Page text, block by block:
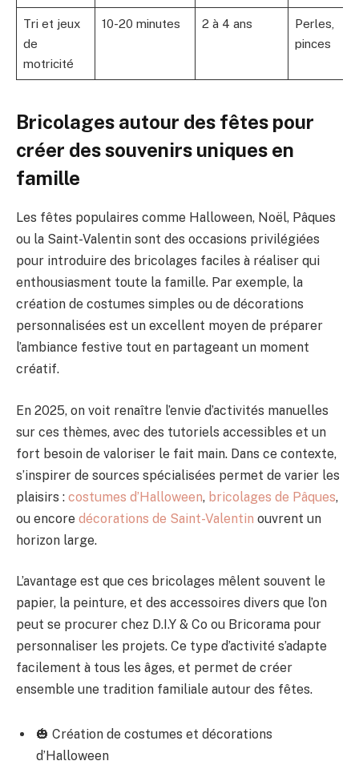
Tri et jeux
de
motricité
10-20 minutes 2 à 4 ans
Perles,
pinces
Bricolages autour des fêtes pour
créer des souvenirs uniques en
famille
Les fêtes populaires comme Halloween, Noël, Pâques
ou la Saint-Valentin sont des occasions privilégiées
pour introduire des bricolages faciles à réaliser qui
enthousiasment toute la famille. Par exemple, la
création de costumes simples ou de décorations
personnalisées est un excellent moyen de préparer
l’ambiance festive tout en partageant un moment
créatif.
En 2025, on voit renaître l’envie d’activités manuelles
sur ces thèmes, avec des tutoriels accessibles et un
fort besoin de valoriser le fait main. Dans ce contexte,
s’inspirer de sources spécialisées permet de varier les
plaisirs : costumes d’Halloween, bricolages de Pâques,
ou encore décorations de Saint-Valentin ouvrent un
horizon large.
L’avantage est que ces bricolages mêlent souvent le
papier, la peinture, et des accessoires divers que l’on
peut se procurer chez D.I.Y & Co ou Bricorama pour
personnaliser les projets. Ce type d’activité s’adapte
facilement à tous les âges, et permet de créer
ensemble une tradition familiale autour des fêtes.
🎃 Création de costumes et décorations
d’Halloween